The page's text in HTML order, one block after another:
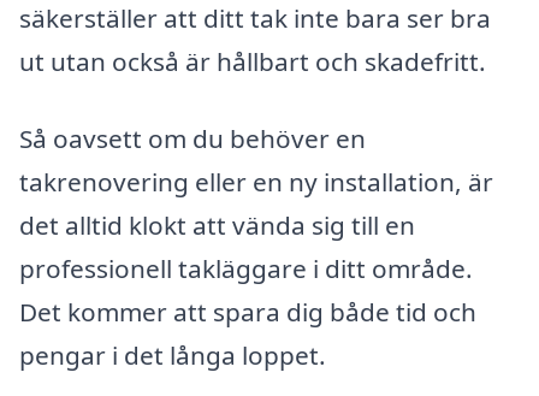
säkerställer att ditt tak inte bara ser bra
ut utan också är hållbart och skadefritt.
Så oavsett om du behöver en
takrenovering eller en ny installation, är
det alltid klokt att vända sig till en
professionell takläggare i ditt område.
Det kommer att spara dig både tid och
pengar i det långa loppet.